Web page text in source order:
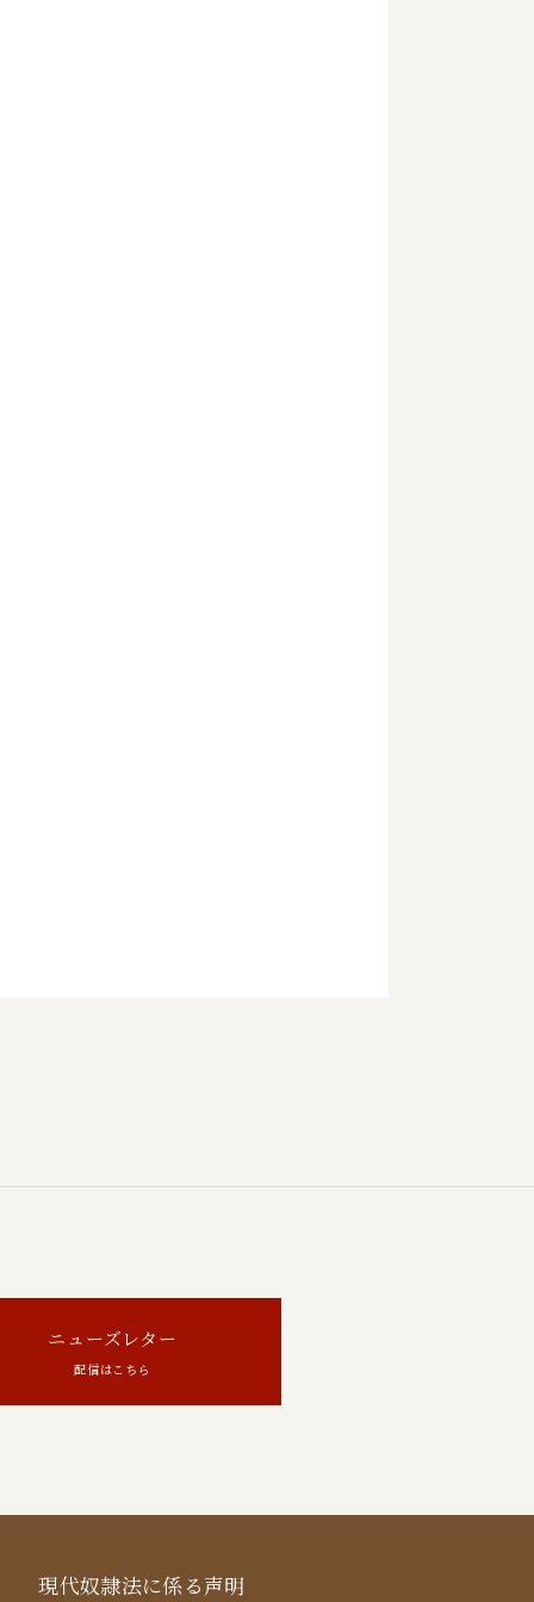
ニューズレター
配信はこちら
現代奴隷法に係る声明